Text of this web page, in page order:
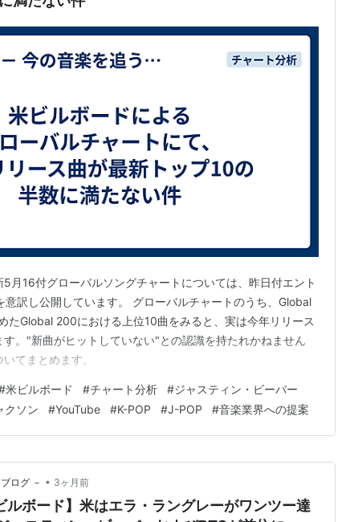
月16付グローバルソングチャートについては、昨日付エント
意訳し公開しています。 グローバルチャートのうち、Global
たGlobal 200における上位10曲をみると、実は今年リリース
。"新曲がヒットしていない"との認識を持たれかねません
てまとめます。
米ビルボード #チャート分析 #ジャスティン・ビーバー
クソン #YouTube #K-POP #J-POP #音楽業界への提案
ログ － • 3ヶ月前
ルボード】米はエラ・ラングレーがワンツー達